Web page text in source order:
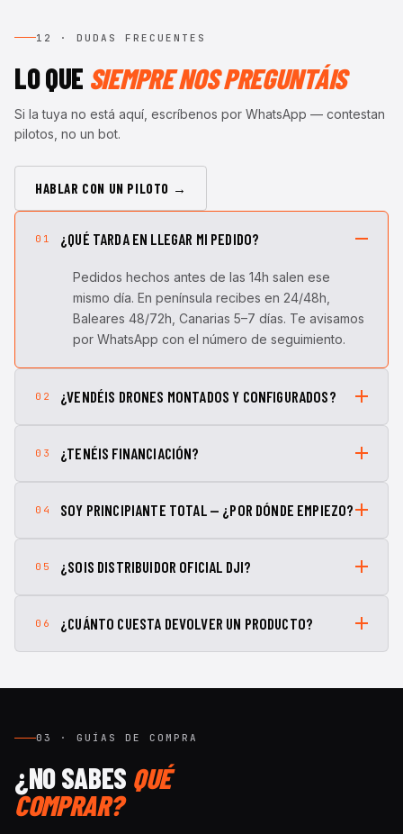
12 · DUDAS FRECUENTES
LO QUE SIEMPRE NOS PREGUNTÁIS
Si la tuya no está aquí, escríbenos por WhatsApp — contestan
pilotos, no un bot.
HABLAR CON UN PILOTO →
01 ¿QUÉ TARDA EN LLEGAR MI PEDIDO?
Pedidos hechos antes de las 14h salen ese
mismo día. En península recibes en 24/48h,
Baleares 48/72h, Canarias 5–7 días. Te avisamos
por WhatsApp con el número de seguimiento.
02 ¿VENDÉIS DRONES MONTADOS Y CONFIGURADOS?
03 ¿TENÉIS FINANCIACIÓN?
04 SOY PRINCIPIANTE TOTAL — ¿POR DÓNDE EMPIEZO?
05 ¿SOIS DISTRIBUIDOR OFICIAL DJI?
06 ¿CUÁNTO CUESTA DEVOLVER UN PRODUCTO?
03 · GUÍAS DE COMPRA
¿NO SABES QUÉ
COMPRAR?